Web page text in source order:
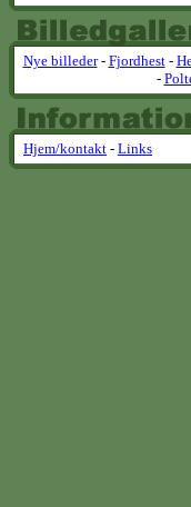
Nye billeder- Fjordhest-
-
Hjem/kontakt - Links